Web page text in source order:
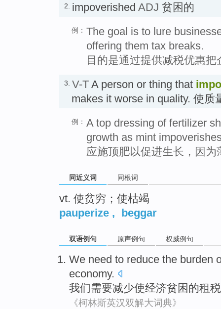
2. impoverished ADJ 贫困的
例： The goal is to lure
offering them tax breaks.
目的是通过提供减税优惠
3. V-T A person or thing that
makes it worse in quality. 使质
例： A top dressing of fertilizer
growth as mint
应施顶肥以促进生长，因
同近义词 同根词
vt. 使贫穷；使枯竭
pauperize , beggar
双语例句 原声例句 权威例句
We need to reduce the burden
economy.
我们需要减少使经济贫困 的租税
《柯林斯英汉双解大词典》